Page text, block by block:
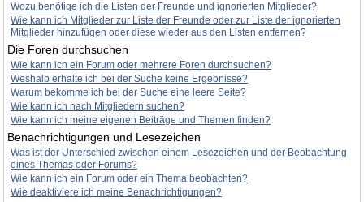
Wozu benötige ich die Listen der Freunde und ignorierten Mitglieder?
Wie kann ich Mitglieder zur Liste der Freunde oder zur Liste der ignorierten
Mitglieder hinzufügen oder diese wieder aus den Listen entfernen?
Die Foren durchsuchen
Wie kann ich ein Forum oder mehrere Foren durchsuchen?
Weshalb erhalte ich bei der Suche keine Ergebnisse?
Warum bekomme ich bei der Suche eine leere Seite?
Wie kann ich nach Mitgliedern suchen?
Wie kann ich meine eigenen Beiträge und Themen finden?
Benachrichtigungen und Lesezeichen
Was ist der Unterschied zwischen einem Lesezeichen und der Beobachtung
eines Themas oder Forums?
Wie kann ich ein Forum oder ein Thema beobachten?
Wie deaktiviere ich meine Benachrichtigungen?